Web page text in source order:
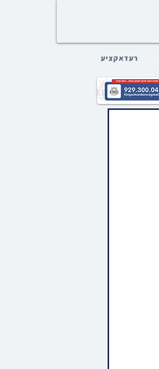
רעדאקציע